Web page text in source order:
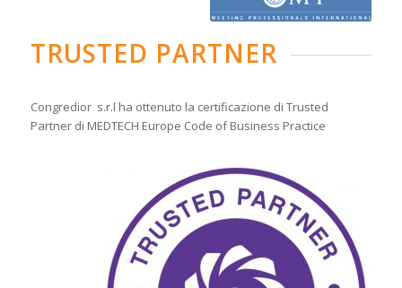
TRUSTED PARTNER
Congredior s.r.l ha ottenuto la certificazione di Trusted
Partner di MEDTECH Europe Code of Business Practice